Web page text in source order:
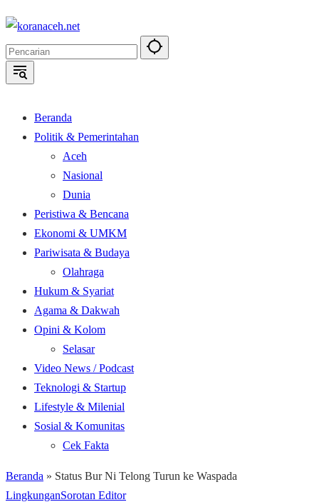
Langsung
konten
Beranda
Politik & Pemerintahan
Aceh
Nasional
Dunia
Peristiwa & Bencana
Ekonomi & UMKM
Pariwisata & Budaya
Olahraga
Hukum & Syariat
Agama & Dakwah
Opini & Kolom
Selasar
Video News / Podcast
Teknologi & Startup
Lifestyle & Milenial
Sosial & Komunitas
Cek Fakta
Beranda » Status Bur Ni Telong Turun ke Waspada
LingkunganSorotan Editor